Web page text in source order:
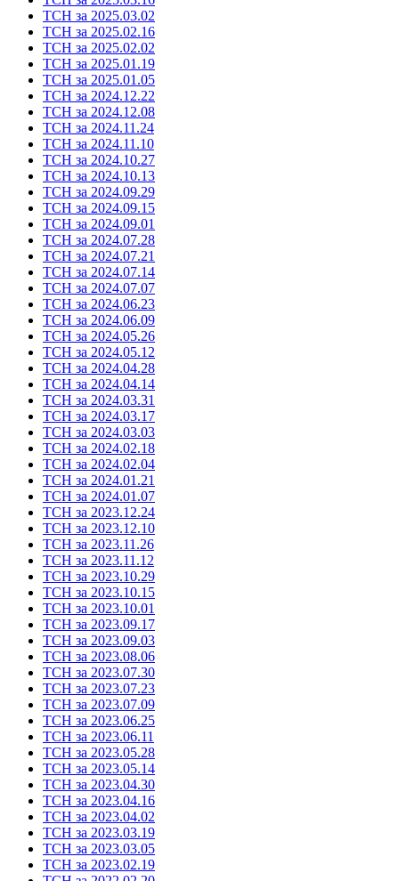
ТСН за 2025.03.02
ТСН за 2025.02.16
ТСН за 2025.02.02
ТСН за 2025.01.19
ТСН за 2025.01.05
ТСН за 2024.12.22
ТСН за 2024.12.08
ТСН за 2024.11.24
ТСН за 2024.11.10
ТСН за 2024.10.27
ТСН за 2024.10.13
ТСН за 2024.09.29
ТСН за 2024.09.15
ТСН за 2024.09.01
ТСН за 2024.07.28
ТСН за 2024.07.21
ТСН за 2024.07.14
ТСН за 2024.07.07
ТСН за 2024.06.23
ТСН за 2024.06.09
ТСН за 2024.05.26
ТСН за 2024.05.12
ТСН за 2024.04.28
ТСН за 2024.04.14
ТСН за 2024.03.31
ТСН за 2024.03.17
ТСН за 2024.03.03
ТСН за 2024.02.18
ТСН за 2024.02.04
ТСН за 2024.01.21
ТСН за 2024.01.07
ТСН за 2023.12.24
ТСН за 2023.12.10
ТСН за 2023.11.26
ТСН за 2023.11.12
ТСН за 2023.10.29
ТСН за 2023.10.15
ТСН за 2023.10.01
ТСН за 2023.09.17
ТСН за 2023.09.03
ТСН за 2023.08.06
ТСН за 2023.07.30
ТСН за 2023.07.23
ТСН за 2023.07.09
ТСН за 2023.06.25
ТСН за 2023.06.11
ТСН за 2023.05.28
ТСН за 2023.05.14
ТСН за 2023.04.30
ТСН за 2023.04.16
ТСН за 2023.04.02
ТСН за 2023.03.19
ТСН за 2023.03.05
ТСН за 2023.02.19